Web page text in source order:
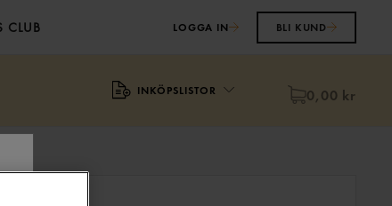
CLUB LOGGA IN BLI KUND
INKÖPSLISTOR 0,00 kr